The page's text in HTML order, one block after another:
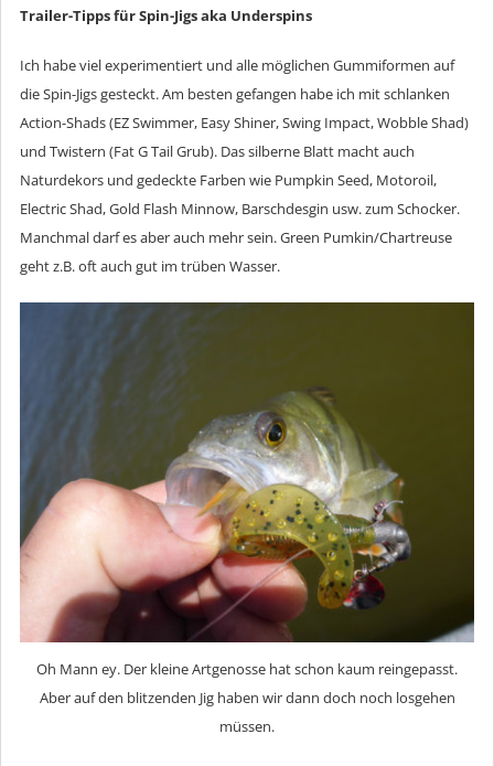
Trailer-Tipps für Spin-Jigs aka Underspins
Ich habe viel experimentiert und alle möglichen Gummiformen auf
die Spin-Jigs gesteckt. Am besten gefangen habe ich mit schlanken
Action-Shads (EZ Swimmer, Easy Shiner, Swing Impact, Wobble Shad)
und Twistern (Fat G Tail Grub). Das silberne Blatt macht auch
Naturdekors und gedeckte Farben wie Pumpkin Seed, Motoroil,
Electric Shad, Gold Flash Minnow, Barschdesgin usw. zum Schocker.
Manchmal darf es aber auch mehr sein. Green Pumkin/Chartreuse
geht z.B. oft auch gut im trüben Wasser.
Oh Mann ey. Der kleine Artgenosse hat schon kaum reingepasst.
Aber auf den blitzenden Jig haben wir dann doch noch losgehen
müssen.